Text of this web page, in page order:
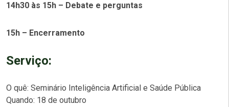
14h30 às 15h – Debate e perguntas
15h – Encerramento
Serviço:
O quê: Seminário Inteligência Artificial e Saúde Pública
Quando: 18 de outubro